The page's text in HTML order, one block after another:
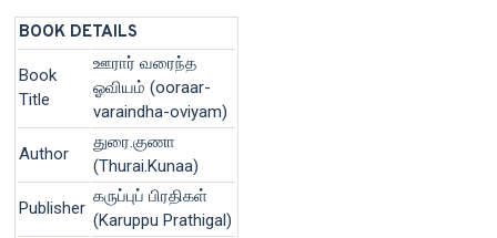
BOOK DETAILS
Book
Title
ஊரார் வரைந்த
ஓவியம் (ooraar-
varaindha-oviyam)
Author
துரை.குணா
(Thurai.Kunaa)
Publisher
கருப்புப் பிரதிகள்
(Karuppu Prathigal)